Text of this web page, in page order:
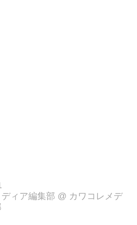
ィア編集部 @ カワコレメデ